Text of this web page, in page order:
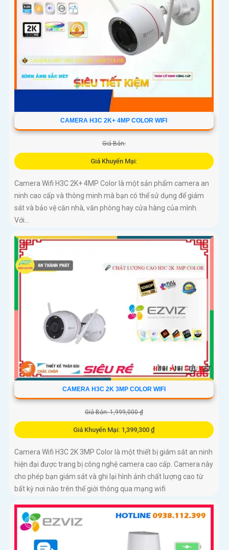
CAMERA H3C 2K+ 4MP COLOR WIFI
Giá Bán:
Giá Khuyến Mại:
Camera Wifi H3C 2K+ 4MP Color là một sản phẩm camera an
ninh cao cấp và thông minh mà bạn có thể sử dụng để giám
sát và bảo vệ căn nhà, văn phòng hay cửa hàng của mình.
Với...
CAMERA H3C 2K 3MP COLOR WIFI
Giá Bán: 1,999,000 ₫
Giá Khuyến Mại: 1,399,300 ₫
Camera Wifi H3C 2K 3MP Color là một thiết bị giám sát an ninh
hiện đại được trang bị công nghệ camera cao cấp. Camera này
cho phép bạn giám sát và ghi lại hình ảnh chất lượng cao từ
bất kỳ nơi nào trên thế giới thông qua mạng wifi